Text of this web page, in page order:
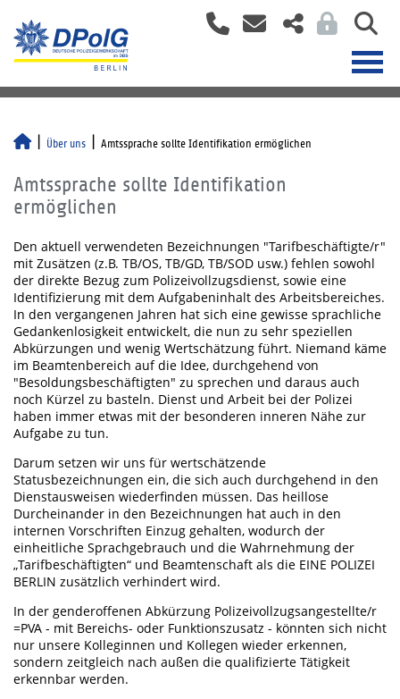
Über uns Amtssprache sollte Identifikation ermöglichen
Amtssprache sollte Identifikation
ermöglichen
Den aktuell verwendeten Bezeichnungen "Tarifbeschäftigte/r"
mit Zusätzen (z.B. TB/OS, TB/GD, TB/SOD usw.) fehlen sowohl
der direkte Bezug zum Polizeivollzugsdienst, sowie eine
Identifizierung mit dem Aufgabeninhalt des Arbeitsbereiches.
In den vergangenen Jahren hat sich eine gewisse sprachliche
Gedankenlosigkeit entwickelt, die nun zu sehr speziellen
Abkürzungen und wenig Wertschätzung führt. Niemand käme
im Beamtenbereich auf die Idee, durchgehend von
"Besoldungsbeschäftigten" zu sprechen und daraus auch
noch Kürzel zu basteln. Dienst und Arbeit bei der Polizei
haben immer etwas mit der besonderen inneren Nähe zur
Aufgabe zu tun.
Darum setzen wir uns für wertschätzende
Statusbezeichnungen ein, die sich auch durchgehend in den
Dienstausweisen wiederfinden müssen. Das heillose
Durcheinander in den Bezeichnungen hat auch in den
internen Vorschriften Einzug gehalten, wodurch der
einheitliche Sprachgebrauch und die Wahrnehmung der
„Tarifbeschäftigten“ und Beamtenschaft als die EINE POLIZEI
BERLIN zusätzlich verhindert wird.
In der genderoffenen Abkürzung Polizeivollzugsangestellte/r
=PVA - mit Bereichs- oder Funktionszusatz - könnten sich nicht
nur unsere Kolleginnen und Kollegen wieder erkennen,
sondern zeitgleich nach außen die qualifizierte Tätigkeit
erkennbar werden.